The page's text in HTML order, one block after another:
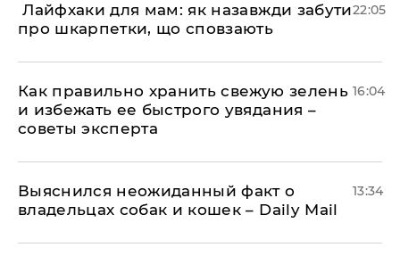
​ Лайфхаки для мам: як назавжди забути
про шкарпетки, що сповзають
22:05
Как правильно хранить свежую зелень
и избежать ее быстрого увядания –
советы эксперта
16:04
Выяснился неожиданный факт о
владельцах собак и кошек – Daily Mail
13:34